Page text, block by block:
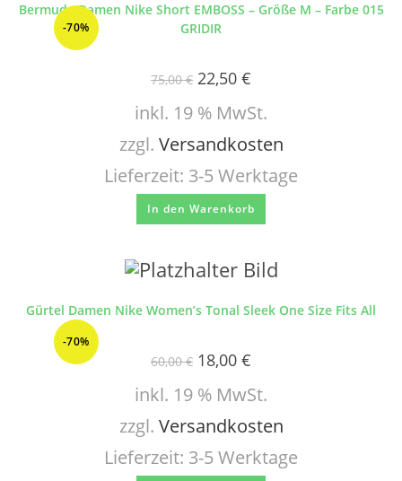
-70%
Bermuda Damen Nike Short EMBOSS – Größe M – Farbe 015
GRIDIR
75,00€ 22,50 €
inkl. 19 % MwSt.
zzgl. Versandkosten
Lieferzeit: 3-5 Werktage
In den Warenkorb
-70%
Gürtel Damen Nike Women’s Tonal Sleek One Size Fits All
60,00€ 18,00 €
inkl. 19 % MwSt.
zzgl. Versandkosten
Lieferzeit: 3-5 Werktage